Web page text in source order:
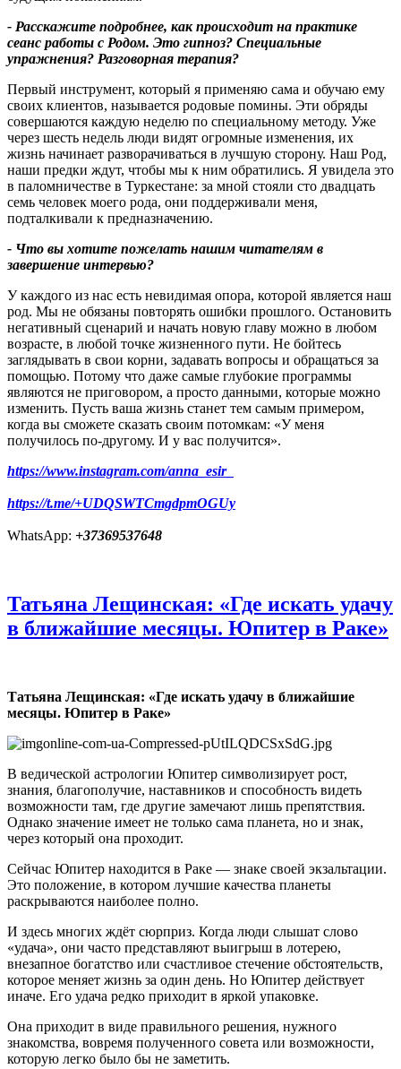
- Расскажите подробнее, как происходит на практике
сеанс работы с Родом. Это гипноз? Специальные
упражнения? Разговорная терапия?
Первый инструмент, который я применяю сама и обучаю ему
своих клиентов, называется родовые помины. Эти обряды
совершаются каждую неделю по специальному методу. Уже
через шесть недель люди видят огромные изменения, их
жизнь начинает разворачиваться в лучшую сторону. Наш Род,
наши предки ждут, чтобы мы к ним обратились. Я увидела это
в паломничестве в Туркестане: за мной стояли сто двадцать
семь человек моего рода, они поддерживали меня,
подталкивали к предназначению.
- Что вы хотите пожелать нашим читателям в
завершение интервью?
У каждого из нас есть невидимая опора, которой является наш
род. Мы не обязаны повторять ошибки прошлого. Остановить
негативный сценарий и начать новую главу можно в любом
возрасте, в любой точке жизненного пути. Не бойтесь
заглядывать в свои корни, задавать вопросы и обращаться за
помощью. Потому что даже самые глубокие программы
являются не приговором, а просто данными, которые можно
изменить. Пусть ваша жизнь станет тем самым примером,
когда вы сможете сказать своим потомкам: «У меня
получилось по-другому. И у вас получится».
https://www.instagram.com/anna_esir_
https://t.me/+UDQSWTCmgdpmOGUy
WhatsApp: +37369537648
Татьяна Лещинская: «Где искать удачу
в ближайшие месяцы. Юпитер в Раке»
Татьяна Лещинская: «Где искать удачу в ближайшие
месяцы. Юпитер в Раке»
В ведической астрологии Юпитер символизирует рост,
знания, благополучие, наставников и способность видеть
возможности там, где другие замечают лишь препятствия.
Однако значение имеет не только сама планета, но и знак,
через который она проходит.
Сейчас Юпитер находится в Раке — знаке своей экзальтации.
Это положение, в котором лучшие качества планеты
раскрываются наиболее полно.
И здесь многих ждёт сюрприз. Когда люди слышат слово
«удача», они часто представляют выигрыш в лотерею,
внезапное богатство или счастливое стечение обстоятельств,
которое меняет жизнь за один день. Но Юпитер действует
иначе. Его удача редко приходит в яркой упаковке.
Она приходит в виде правильного решения, нужного
знакомства, вовремя полученного совета или возможности,
которую легко было бы не заметить.